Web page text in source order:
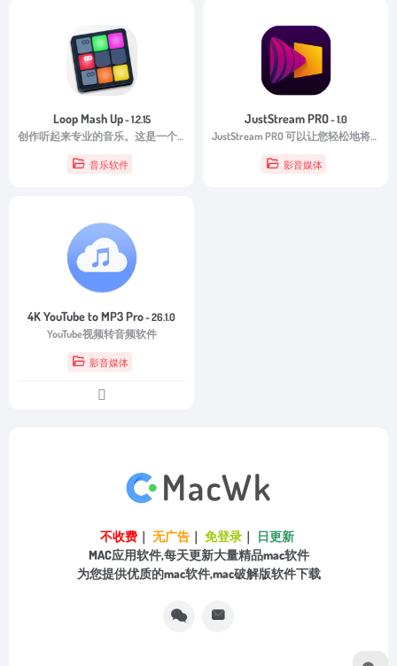
Loop Mash Up- 1.2.15
创作听起来专业的音乐。这是一个功能强大的采样器，具有许多循环和预设。
音乐软件
JustStream PRO- 1.0
JustStream PRO 可以让您轻松地将视频内容从 Mac 投射到电视并在大屏幕上欣赏，无需任何电缆或附加设备。
影音媒体
4K YouTube to MP3 Pro- 26.1.0
YouTube视频转音频软件
影音媒体
不收费 ｜ 无广告 ｜ 免登录 ｜
日更新
MAC应用软件,每天更新大量精品mac软件
为您提供优质的mac软件,mac破解版软件下载